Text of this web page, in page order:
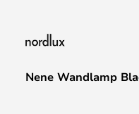
Nene Wandlamp